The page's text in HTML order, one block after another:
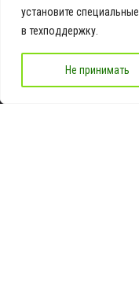
установите
в техподдержку.
Не принимать
Крым г.
стр. 5посмотреть
Email